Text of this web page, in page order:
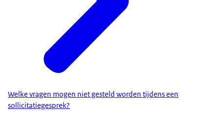
Welke vragen mogen niet gesteld worden tijdens een
sollicitatiegesprek?